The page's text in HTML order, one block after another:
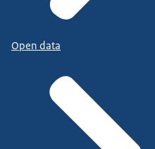
Open data